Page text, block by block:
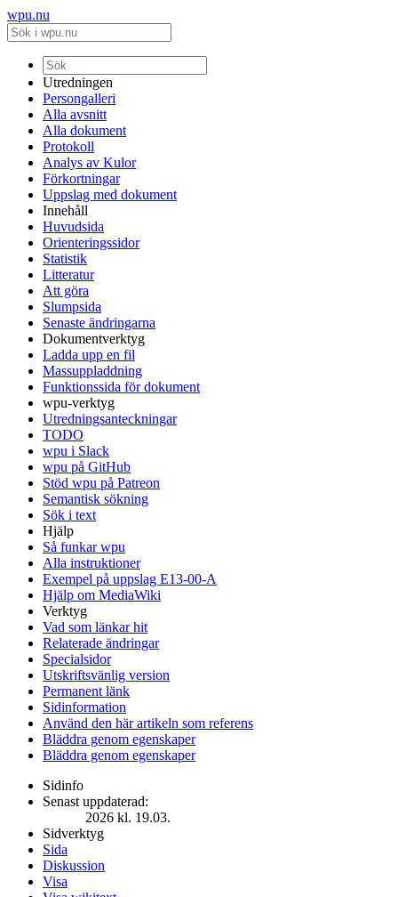
wpu.nu
Utredningen
Persongalleri
Alla avsnitt
Alla dokument
Protokoll
Analys av Kulor
Förkortningar
Uppslag med dokument
Innehåll
Huvudsida
Orienteringssidor
Statistik
Litteratur
Att göra
Slumpsida
Senaste ändringarna
Dokumentverktyg
Ladda upp en fil
Massuppladdning
Funktionssida för dokument
wpu-verktyg
Utredningsanteckningar
TODO
wpu i Slack
wpu på GitHub
Stöd wpu på Patreon
Semantisk sökning
Sök i text
Hjälp
Så funkar wpu
Alla instruktioner
Exempel på uppslag E13-00-A
Hjälp om MediaWiki
Verktyg
Vad som länkar hit
Relaterade ändringar
Specialsidor
Utskriftsvänlig version
Permanent länk
Sidinformation
Använd den här artikeln som referens
Bläddra genom egenskaper
Bläddra genom egenskaper
Sidinfo
Senast uppdaterad:
2026 kl. 19.03.
Sidverktyg
Sida
Diskussion
Visa